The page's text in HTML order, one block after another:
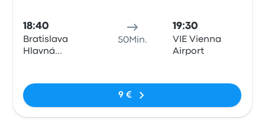
18:40
Bratislava
Hlavná
50Min.
19:30
VIE Vienna
Airport
9 €